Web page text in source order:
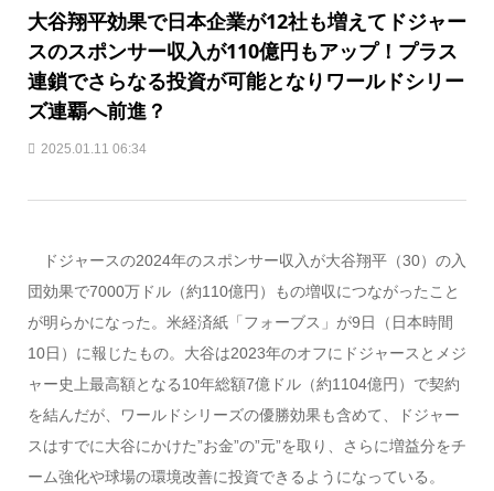
大谷翔平効果で日本企業が12社も増えてドジャー
スのスポンサー収入が110億円もアップ！プラス
連鎖でさらなる投資が可能となりワールドシリー
ズ連覇へ前進？
2025.01.11 06:34
ドジャースの2024年のスポンサー収入が大谷翔平（30）の入
団効果で7000万ドル（約110億円）もの増収につながったこと
が明らかになった。米経済紙「フォーブス」が9日（日本時間
10日）に報じたもの。大谷は2023年のオフにドジャースとメジ
ャー史上最高額となる10年総額7億ドル（約1104億円）で契約
を結んだが、ワールドシリーズの優勝効果も含めて、ドジャー
スはすでに大谷にかけた”お金”の”元”を取り、さらに増益分をチ
ーム強化や球場の環境改善に投資できるようになっている。